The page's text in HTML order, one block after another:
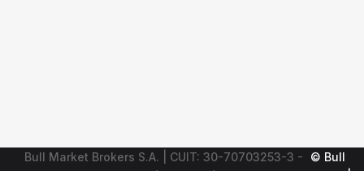
Bull Market Brokers S.A. | CUIT: 30-70703253-3 -
© Bull